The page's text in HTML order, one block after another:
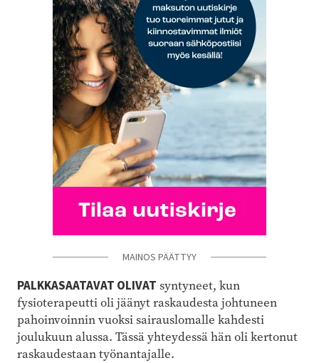
MAINOS PÄÄTTYY
PALKKASAATAVAT OLIVAT syntyneet, kun
fysioterapeutti oli jäänyt raskaudesta johtuneen
pahoinvoinnin vuoksi sairauslomalle kahdesti
joulukuun alussa. Tässä yhteydessä hän oli kertonut
raskaudestaan työnantajalle.